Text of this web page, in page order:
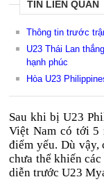
TIN LIÊN QUAN
Thông tin trước
U23 Thái Lan
hạnh phúc
Hòa U23
Sau khi bị U23
Việt Nam có tới 5
điểm yếu. Dù vậy,
chưa thể khiến
diễn trước U23